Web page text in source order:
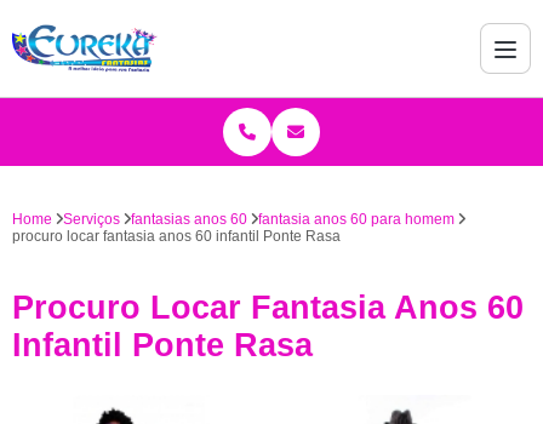
Home Serviços fantasias anos 60
fantasia anos 60 para homem
procuro locar fantasia anos 60 infantil Ponte Rasa
Procuro Locar Fantasia Anos 60
Infantil Ponte Rasa